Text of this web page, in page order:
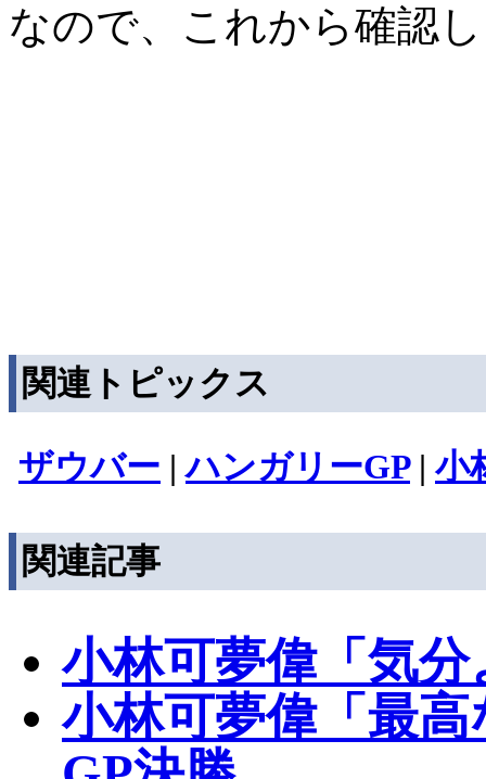
なので、これから確認
関連トピックス
ザウバー |ハンガリーGP| 小
関連記事
小林可夢偉「気
小林可夢偉「最